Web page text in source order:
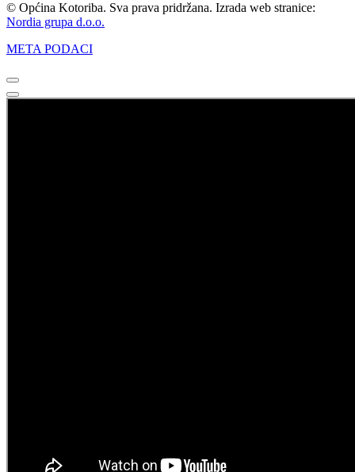
© Općina Kotoriba. Sva prava pridržana. Izrada web stranice:
Nordia grupa d.o.o.
META PODACI